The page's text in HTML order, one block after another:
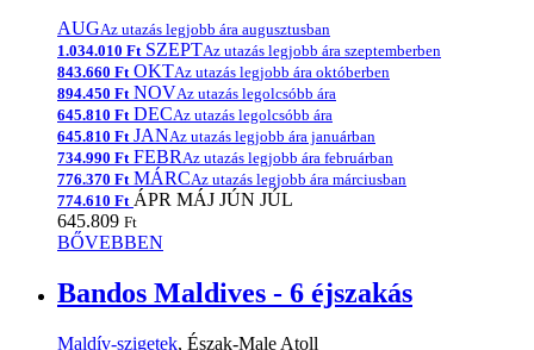
AUGAz utazás legjobb ára augusztusban
1.034.010 Ft SZEPTAz utazás legjobb ára szeptemberben
843.660 Ft OKTAz utazás legjobb ára októberben
894.450 Ft NOVAz utazás legolcsóbb ára
645.810 Ft DECAz utazás legolcsóbb ára
645.810 Ft JANAz utazás legjobb ára januárban
734.990 Ft FEBRAz utazás legjobb ára februárban
776.370 Ft MÁRCAz utazás legjobb ára márciusban
774.610 Ft ÁPR MÁJ JÚN JÚL
645.809 Ft
BŐVEBBEN
Bandos Maldives - 6 éjszakás
Maldív-szigetek, Észak-Male Atoll